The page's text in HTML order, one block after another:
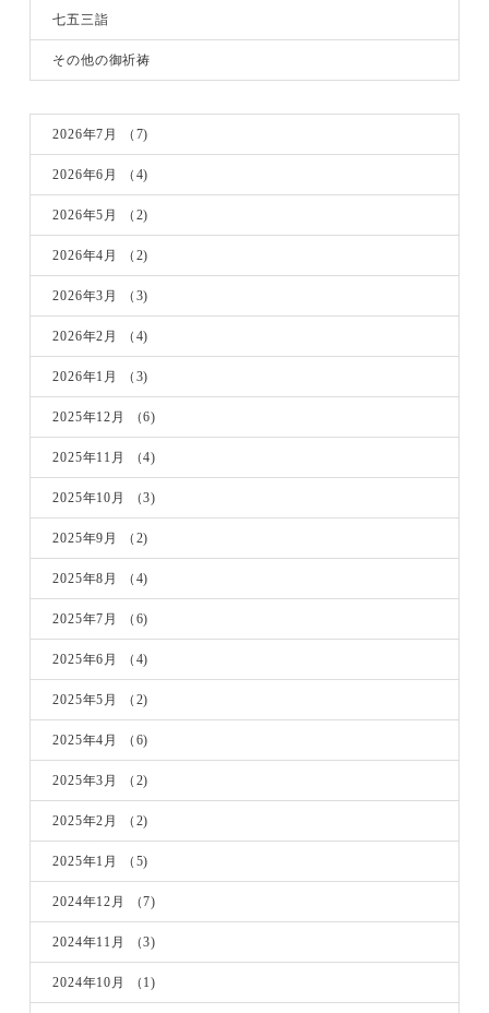
七五三詣
その他の御祈祷
2026年7月 （7)
2026年6月 （4)
2026年5月 （2)
2026年4月 （2)
2026年3月 （3)
2026年2月 （4)
2026年1月 （3)
2025年12月 （6)
2025年11月 （4)
2025年10月 （3)
2025年9月 （2)
2025年8月 （4)
2025年7月 （6)
2025年6月 （4)
2025年5月 （2)
2025年4月 （6)
2025年3月 （2)
2025年2月 （2)
2025年1月 （5)
2024年12月 （7)
2024年11月 （3)
2024年10月 （1)